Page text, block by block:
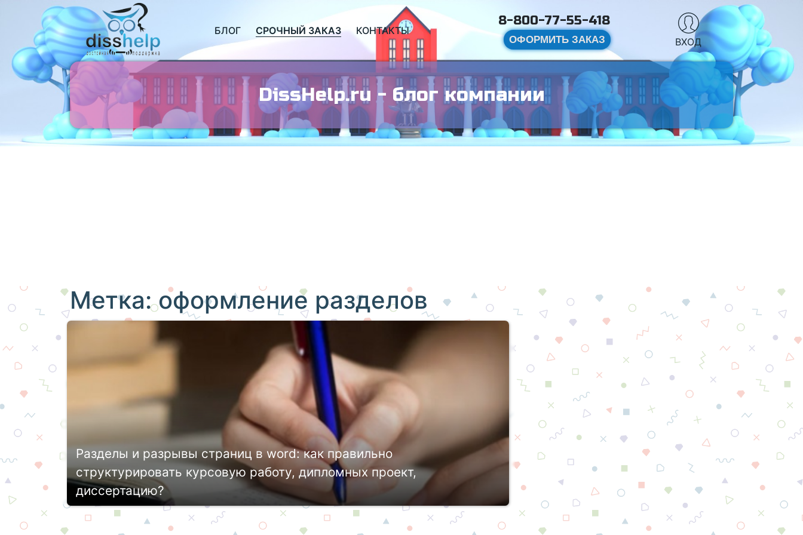
БЛОГ СРОЧНЫЙ ЗАКАЗ КОНТАКТЫ
8-800-77-55-418
ОФОРМИТЬ ЗАКАЗ ВХОД
DissHelp.ru - блог компании
Метка:оформление разделов
Разделы и разрывы страниц в word: как правильно
структурировать курсовую работу, дипломных проект,
диссертацию?
Выполнение любого студенческого или исследовательского проекта предполагает